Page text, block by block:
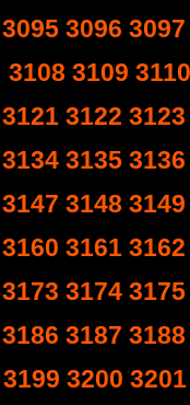
3095 3096 3097
3108 3109 3110
3121 3122 3123
3134 3135 3136
3147 3148 3149
3160 3161 3162
3173 3174 3175
3186 3187 3188
3199 3200 3201